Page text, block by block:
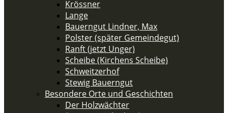
Krössner
Lange
Bauerngut Lindner, Max
Polster (später Gemeindegut)
Ranft (jetzt Unger)
Scheibe (Kirchens Scheibe)
Schweitzerhof
Stewig Bauerngut
Besondere Orte und Geschichten
Der Holzwächter